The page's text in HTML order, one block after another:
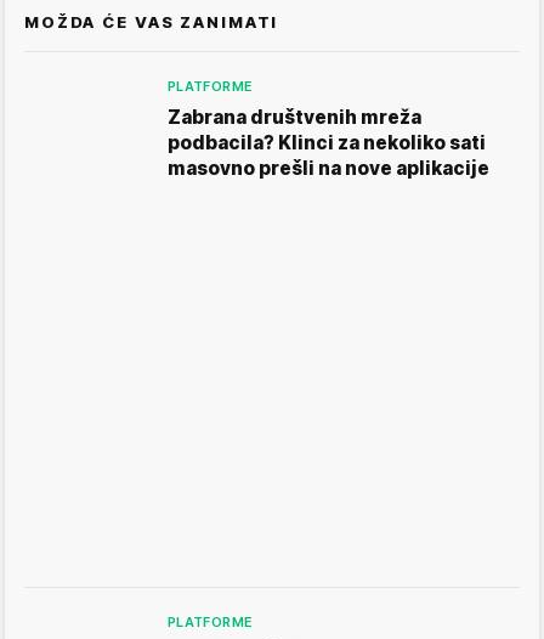
MOŽDA ĆE VAS ZANIMATI
PLATFORME
Zabrana društvenih mreža
podbacila? Klinci za nekoliko sati
masovno prešli na nove aplikacije
PLATFORME